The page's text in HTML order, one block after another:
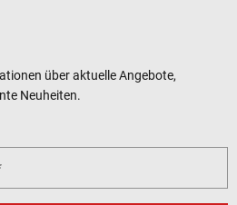
über aktuelle Angebote,
Neuheiten.